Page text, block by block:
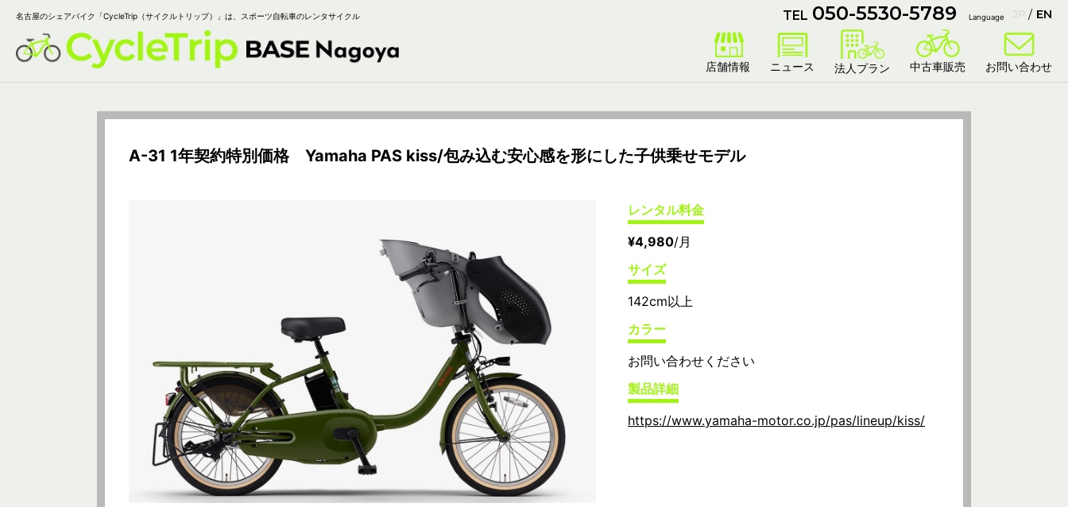
名古屋のシェアバイク「CycleTrip（サイクルトリップ）」は、スポーツ自転車のレンタサイクル TEL 050-5530-5789 Language EN
店舗情報 ニュース 法人プラン 中古車販売 お問い合わせ
A-31 1年契約特別価格 Yamaha PAS kiss/包み込む安心感を形にした子供乗せモデル
レンタル料金
¥4,980/月
サイズ
142cm以上
カラー
お問い合わせください
製品詳細
https://www.yamaha-motor.co.jp/pas/lineup/kiss/